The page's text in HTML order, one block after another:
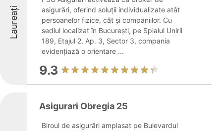
Laureați
asigurări, oferind soluții individualizate atât
persoanelor fizice, cât și companiilor. Cu
sediul localizat în București, pe Splaiul Unirii
189, Etajul 2, Ap. 3, Sector 3, compania
evidențiază o orientare ...
9.3
Asigurari Obregia 25
Biroul de asigurări amplasat pe Bulevardul